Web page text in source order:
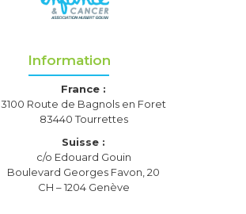
Information
France :
3100 Route de Bagnols en Foret
83440 Tourrettes
Suisse :
c/o Edouard Gouin
Boulevard Georges Favon, 20
CH – 1204 Genève